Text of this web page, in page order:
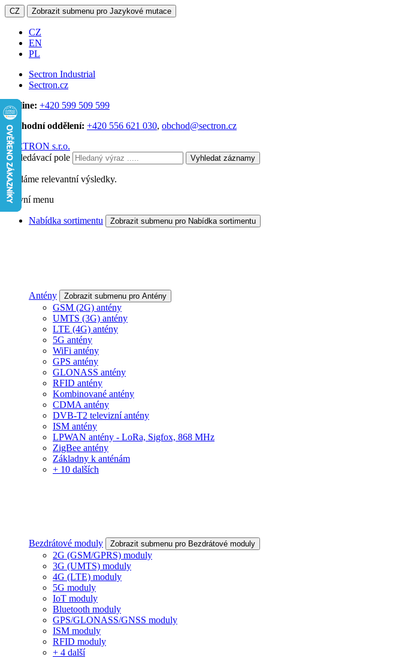
CZ Zobrazit submenu pro Jazykové mutace
CZ
EN
PL
Sectron Industrial
Sectron.cz
Hotline: +420 599 509 599
Obchodní oddělení: +420 556 621 030, obchod@sectron.cz
SECTRON s.r.o.
Vyhledávací pole
Vyhledat záznamy
Hledáme relevantní výsledky.
Hlavní menu
Nabídka sortimentu Zobrazit submenu pro Nabídka sortimentu
Antény Zobrazit submenu pro Antény
GSM (2G) antény
UMTS (3G) antény
LTE (4G) antény
5G antény
WiFi antény
GPS antény
GLONASS antény
RFID antény
Kombinované antény
CDMA antény
DVB-T2 televizní antény
ISM antény
LPWAN antény - LoRa, Sigfox, 868 MHz
ZigBee antény
Základny k anténám
+ 10 dalších
Bezdrátové moduly Zobrazit submenu pro Bezdrátové moduly
2G (GSM/GPRS) moduly
3G (UMTS) moduly
4G (LTE) moduly
5G moduly
IoT moduly
Bluetooth moduly
GPS/GLONASS/GNSS moduly
ISM moduly
RFID moduly
+ 4 další